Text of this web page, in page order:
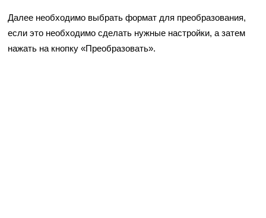
Далее необходимо выбрать формат для преобразования,
если это необходимо сделать нужные настройки, а затем
нажать на кнопку «Преобразовать».